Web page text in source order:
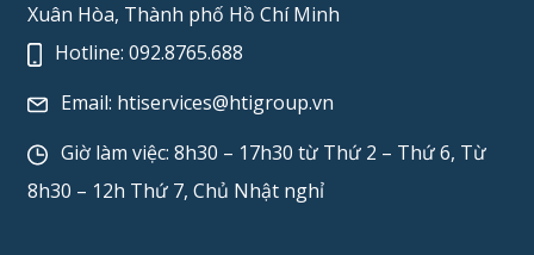
Xuân Hòa, Thành phố Hồ Chí Minh
Hotline:092.8765.688
Email: htiservices@htigroup.vn
Giờ làm việc: 8h30 – 17h30 từ Thứ 2 – Thứ 6, Từ
8h30 – 12h Thứ 7, Chủ Nhật nghỉ